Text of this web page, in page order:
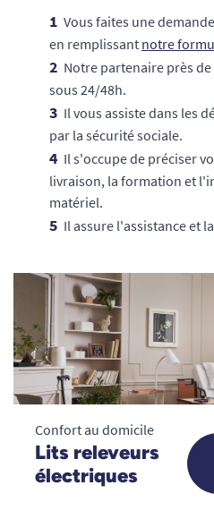
Vous faites une
en remplissant notre
Notre partenaire près
sous 24/48h.
Il vous assiste dans les
par la sécurité sociale.
Il s'occupe de préciser
livraison, la formation et
matériel.
Il assure l'assistance et
Confort au domicile
Lits releveurs
électriques